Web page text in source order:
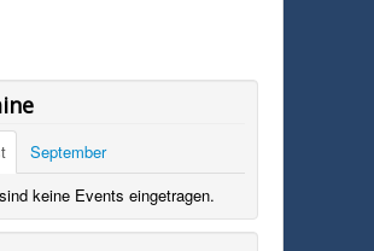
September
keine Events eingetragen.